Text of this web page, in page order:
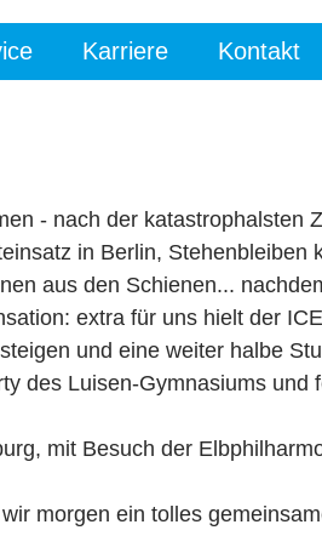
Karriere Kontakt
- nach der katastrophalsten
in Berlin, Stehenbleiben
aus den Schienen...
extra für uns hielt der
und eine weiter halbe
des Luisen-Gymnasiums und
mit Besuch der
morgen ein tolles